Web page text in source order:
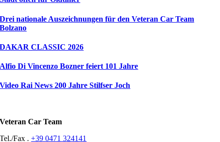
Drei nationale Auszeichnungen für den Veteran Car Team
Bolzano
DAKAR CLASSIC 2026
Alfio Di Vincenzo Bozner feiert 101 Jahre
Video Rai News 200 Jahre Stilfser Joch
Veteran Car Team
Tel./Fax .+39 0471 324141